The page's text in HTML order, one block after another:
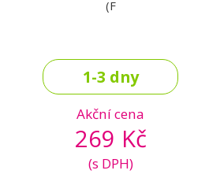
(F
1-3 dny
Akční cena
269 Kč
(s DPH)